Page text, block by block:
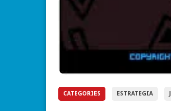
CATEGORIES ESTRATEGIA